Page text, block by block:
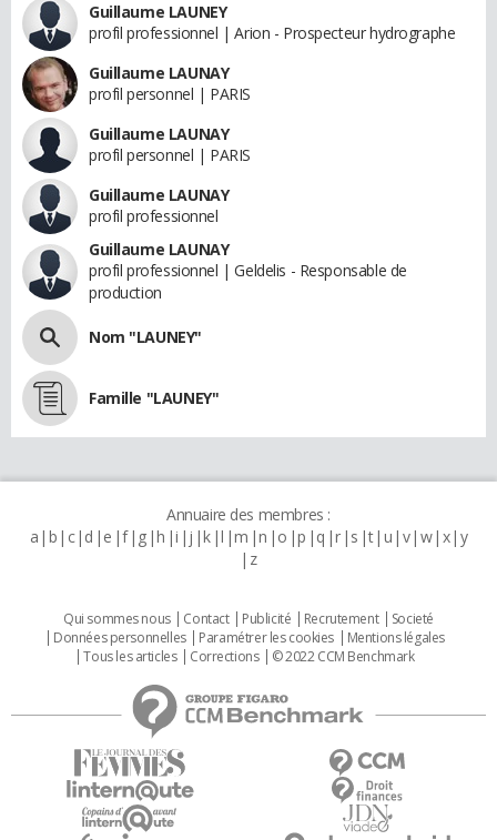
Guillaume LAUNEY
profil professionnel | Arion - Prospecteur hydrographe
Guillaume LAUNAY
profil personnel | PARIS
Guillaume LAUNAY
profil personnel | PARIS
Guillaume LAUNAY
profil professionnel
Guillaume LAUNAY
profil professionnel | Geldelis - Responsable de
production
Nom "LAUNEY"
Famille "LAUNEY"
Annuaire des membres :
a b c d e f g h i j k l m n o p q r s t u v w x y
z
Qui sommes nous Contact Publicité Recrutement
Societé
Données personnelles
Paramétrer les cookies
Mentions légales
Tous les articles
Corrections © 2022 CCM Benchmark